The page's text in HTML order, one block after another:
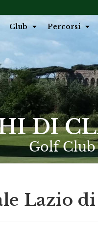
Club Percorsi
DI
Golf Club
Lazio